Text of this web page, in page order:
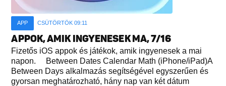
APP CSÜTÖRTÖK 09:11
APPOK, AMIK INGYENESEK MA, 7/16
Fizetős iOS appok és játékok, amik ingyenesek a mai
napon. Between Dates Calendar Math (iPhone/iPad)A
Between Days alkalmazás segítségével egyszerűen és
gyorsan meghatározható, hány nap van két dátum